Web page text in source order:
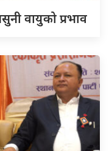
वायुको प्रभाव